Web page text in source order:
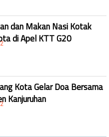
dan Makan Nasi Kotak
di Apel KTT G20
Kota Gelar Doa Bersama
Kanjuruhan